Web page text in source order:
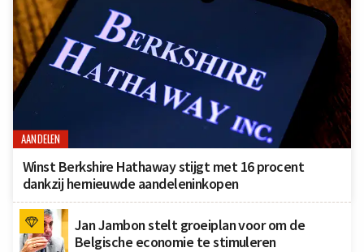
AANDELEN
Winst Berkshire Hathaway stijgt met 16 procent
dankzij hernieuwde aandeleninkopen
Jan Jambon stelt groeiplan voor om de
Belgische economie te stimuleren